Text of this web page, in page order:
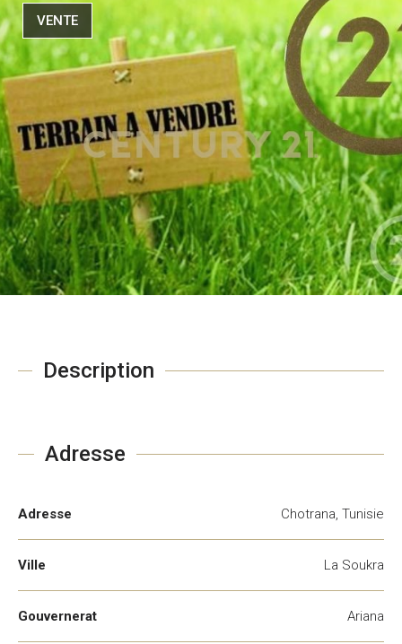
VENTE
Description
Adresse
Adresse Chotrana, Tunisie
Ville La Soukra
Gouvernerat Ariana